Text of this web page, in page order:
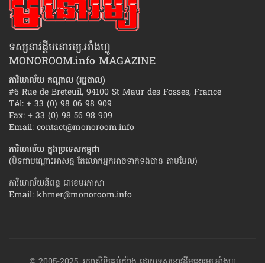
ទស្សនាវដ្ដីមនោរម្យ.អាំងហ្វូ
MONOROOM.info MAGAZINE
ការិយាល័យ កណ្ដាល (រដ្ឋបាល)
#6 Rue de Breteuil, 94100 St Maur des Fosses, France
Tél: + 33 (0) 98 06 98 909
Fax: + 33 (0) 98 56 98 909
Email: contact@monoroom.info
ការិយាល័យ ក្នុង​ប្រទេស​កម្ពុជា
(បិទជាបណ្ដោះអាសន្ន តែលោកអ្នកអាចទាក់ទងបាន តាមមែល)
ការិយាល័យនិពន្ធ ជាខេមរភាសា
Email: khmer@monoroom.info